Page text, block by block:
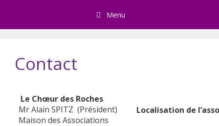
Menu
Contact
Le Chœur des Roches
Mr Alain SPITZ (Président)
Maison des Associations
Localisation de